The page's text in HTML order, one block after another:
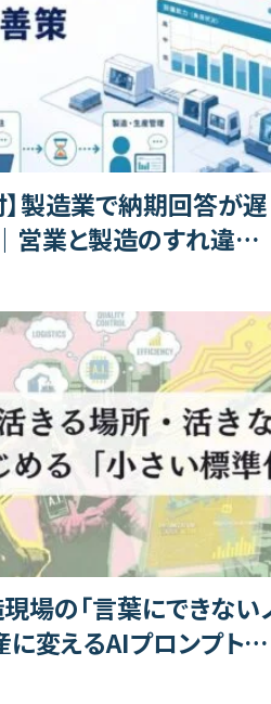
】製造業で納期回答が遅
営業と製造のすれ違い
現場の「言葉にできない
に変えるAIプロンプト活